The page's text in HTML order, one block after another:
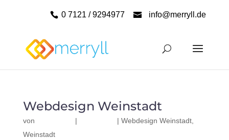
0 7121 / 9294977 info@merryll.de
Webdesign Weinstadt
von | | Webdesign Weinstadt,
Weinstadt